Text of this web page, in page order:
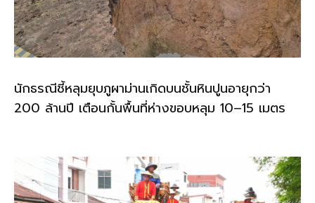
นักธรณีชี้หลุมยุบภูผาม่านเกิดบนชั้นหินปูนอายุกว่า
200 ล้านปี เตือนกั้นพื้นที่ห่างขอบหลุม 10–15 เมตร